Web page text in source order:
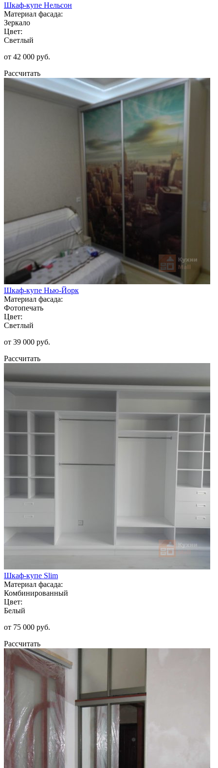
Шкаф-купе Нельсон
Материал фасада:
Зеркало
Цвет:
Светлый
от 42 000 руб.
Рассчитать
Шкаф-купе Нью-Йорк
Материал фасада:
Фотопечать
Цвет:
Светлый
от 39 000 руб.
Рассчитать
Шкаф-купе Slim
Материал фасада:
Комбинированный
Цвет:
Белый
от 75 000 руб.
Рассчитать